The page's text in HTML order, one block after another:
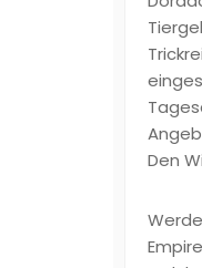
Den